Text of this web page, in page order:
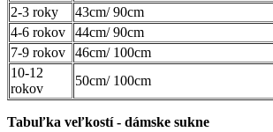
2-3 roky
43cm/ 90cm
4-6 rokov
44cm/ 90cm
7-9 rokov
46cm/ 100cm
10-12
rokov
50cm/ 100cm
Tabuľka veľkostí - dámske sukne